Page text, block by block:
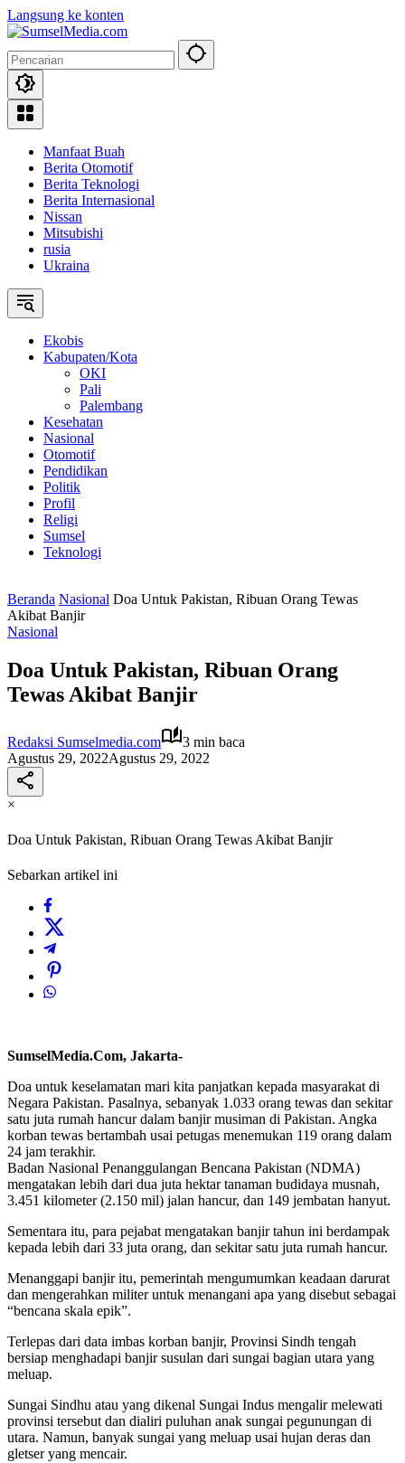
Langsung ke konten
Manfaat Buah
Berita Otomotif
Berita Teknologi
Berita Internasional
Nissan
Mitsubishi
rusia
Ukraina
Ekobis
Kabupaten/Kota
OKI
Pali
Palembang
Kesehatan
Nasional
Otomotif
Pendidikan
Politik
Profil
Religi
Sumsel
Teknologi
Beranda Nasional Doa Untuk Pakistan, Ribuan Orang Tewas
Akibat Banjir
Nasional
Doa Untuk Pakistan, Ribuan Orang
Tewas Akibat Banjir
Redaksi Sumselmedia.com
3 min baca
Agustus 29, 2022Agustus 29, 2022
×
Doa Untuk Pakistan, Ribuan Orang Tewas Akibat Banjir
Sebarkan artikel ini
SumselMedia.Com, Jakarta-
Doa untuk keselamatan mari kita panjatkan kepada masyarakat di
Negara Pakistan. Pasalnya, sebanyak 1.033 orang tewas dan sekitar
satu juta rumah hancur dalam banjir musiman di Pakistan. Angka
korban tewas bertambah usai petugas menemukan 119 orang dalam
24 jam terakhir.
Badan Nasional Penanggulangan Bencana Pakistan (NDMA)
mengatakan lebih dari dua juta hektar tanaman budidaya musnah,
3.451 kilometer (2.150 mil) jalan hancur, dan 149 jembatan hanyut.
Sementara itu, para pejabat mengatakan banjir tahun ini berdampak
kepada lebih dari 33 juta orang, dan sekitar satu juta rumah hancur.
Menanggapi banjir itu, pemerintah mengumumkan keadaan darurat
dan mengerahkan militer untuk menangani apa yang disebut sebagai
“bencana skala epik”.
Terlepas dari data imbas korban banjir, Provinsi Sindh tengah
bersiap menghadapi banjir susulan dari sungai bagian utara yang
meluap.
Sungai Sindhu atau yang dikenal Sungai Indus mengalir melewati
provinsi tersebut dan dialiri puluhan anak sungai pegunungan di
utara. Namun, banyak sungai yang meluap usai hujan deras dan
gletser yang mencair.